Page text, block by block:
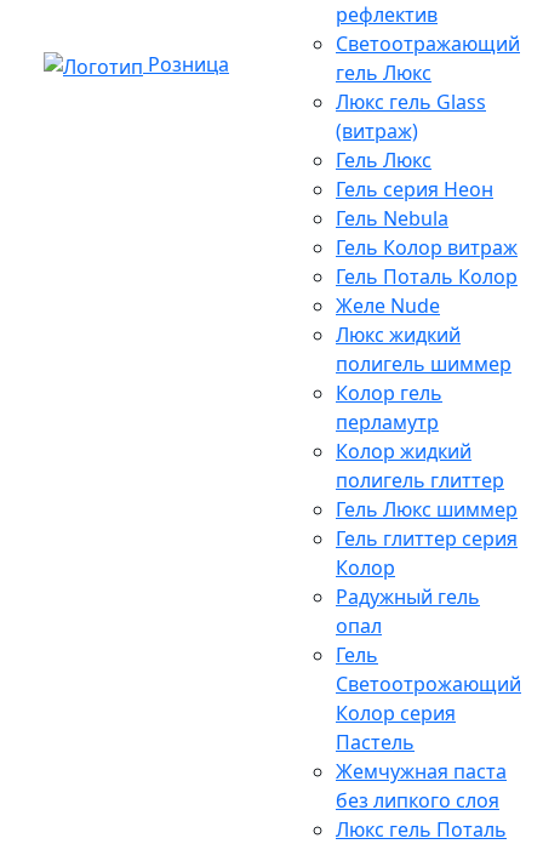
Розница
рефлектив
Светоотражающий
гель Люкс
Люкс гель Glass
(витраж)
Гель Люкс
Гель серия Неон
Гель Nebula
Гель Колор витраж
Гель Поталь Колор
Желе Nude
Люкс жидкий
полигель шиммер
Колор гель
перламутр
Колор жидкий
полигель глиттер
Гель Люкс шиммер
Гель глиттер серия
Колор
Радужный гель
опал
Гель
Светоотрожающий
Колор серия
Пастель
Жемчужная паста
без липкого слоя
Люкс гель Поталь